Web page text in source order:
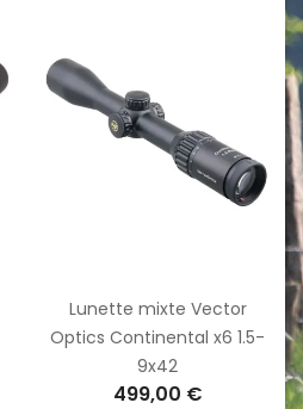
Lunette mixte Vector
Optics Continental x6 1.5-
9x42
499,00 €